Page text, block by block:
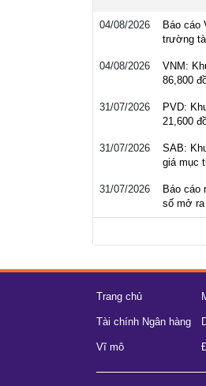
04/08/2026
Báo cáo
trường
04/08/2026
VNM:
86,800
31/07/2026
PVD:
21,600
31/07/2026
SAB:
giá mục
31/07/2026
Báo cáo
số mở
Trang chủ
Tài chính Ngân hàng
Vĩ mô